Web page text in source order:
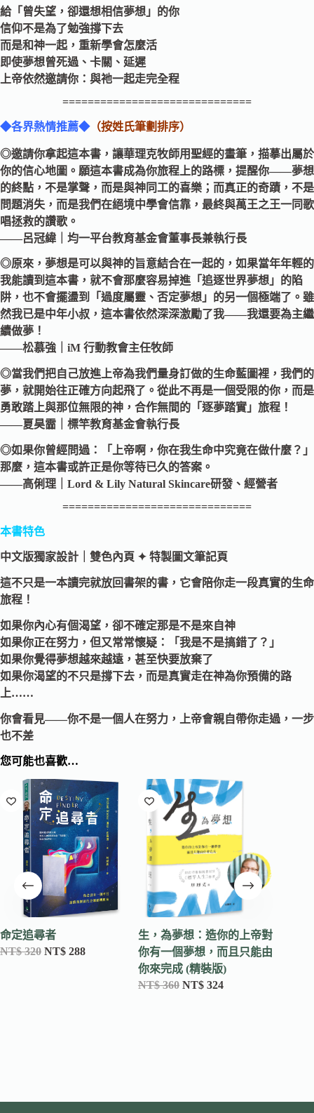
給「曾失望，卻還想相信夢想」的你
信仰不是為了勉強撐下去
而是和神一起，重新學會怎麼活
即使夢想曾死過、卡關、延遲
上帝依然邀請你：與祂一起走完全程
==============================
◆各界熱情推薦◆（按姓氏筆劃排序）
◎邀請你拿起這本書，讓華理克牧師用聖經的畫筆，描摹出屬於
你的信心地圖。願這本書成為你旅程上的路標，提醒你——夢想
的終點，不是掌聲，而是與神同工的喜樂；而真正的奇蹟，不是
問題消失，而是我們在絕境中學會信靠，最終與萬王之王一同歌
唱拯救的讚歌。
——呂冠緯｜均一平台教育基金會董事長兼執行長
◎原來，夢想是可以與神的旨意結合在一起的，如果當年年輕的
我能讀到這本書，就不會那麼容易掉進「追逐世界夢想」的陷
阱，也不會擺盪到「過度屬靈、否定夢想」的另一個極端了。雖
然我已是中年小叔，這本書依然深深激勵了我——我還要為主繼
續做夢！
——松慕強｜iM 行動教會主任牧師
◎當我們把自己放進上帝為我們量身訂做的生命藍圖裡，我們的
夢，就開始往正確方向起飛了。從此不再是一個受限的你，而是
勇敢踏上與那位無限的神，合作無間的「逐夢踏實」旅程！
——夏昊霝｜標竿教育基金會執行長
◎如果你曾經問過：「上帝啊，你在我生命中究竟在做什麼？」
那麼，這本書或許正是你等待已久的答案。
——高俐理｜Lord & Lily Natural Skincare研發、經營者
==============================
本書特色
中文版獨家設計｜雙色內頁 ✦ 特製圖文筆記頁
這不只是一本讀完就放回書架的書，它會陪你走一段真實的生命
旅程！
如果你內心有個渴望，卻不確定那是不是來自神
如果你正在努力，但又常常懷疑：「我是不是搞錯了？」
如果你覺得夢想越來越遠，甚至快要放棄了
如果你渴望的不只是撐下去，而是真實走在神為你預備的路
上……
你會看見——你不是一個人在努力，上帝會親自帶你走過，一步
也不差
您可能也喜歡…
命定追尋者
NT$320 NT$ 288
生，為夢想：造你的上帝對
你有一個夢想，而且只能由
你來完成 (精裝版)
NT$360 NT$ 324